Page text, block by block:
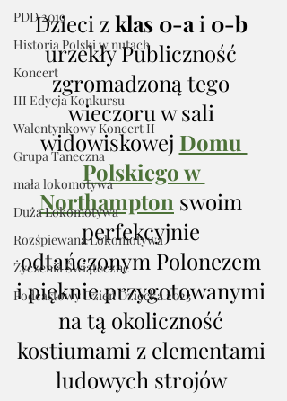
PDD 2019
Historia Polski w nutach
Koncert
III Edycja Konkursu
Walentynkowy Koncert II
Grupa Taneczna
mała lokomotywa
Duża Lokomotywa
Rozśpiewana Lokomotywa
Życzenia Świąteczne
Podcastowy Dzień Dziecka 2023
Dzieci z klas 0-a i 0-b
urzekły Publiczność
zgromadzoną tego
wieczoru w sali
widowiskowej Domu
Polskiego w
Northampton swoim
perfekcyjnie
odtańczonym Polonezem
i pięknie przygotowanymi
na tą okoliczność
kostiumami z elementami
ludowych strojów